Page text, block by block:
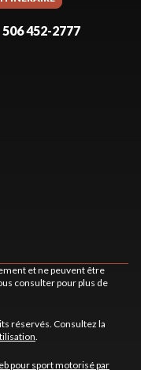
506 452-2777
et ne peuvent être
consulter pour plus de
réservés. Consultez la
.
pour sport motorisé par